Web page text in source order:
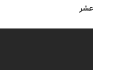
عشر